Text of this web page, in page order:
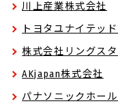
川上産業株式会社
トヨタユナイテッ
株式会社リングス
AKjapan株式会社
パナソニックホー